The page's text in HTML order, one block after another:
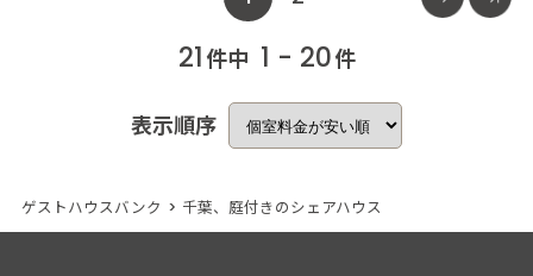
21 件中 1 - 20件
表示順序
ゲストハウスバンク > 千葉、庭付きのシェアハウス